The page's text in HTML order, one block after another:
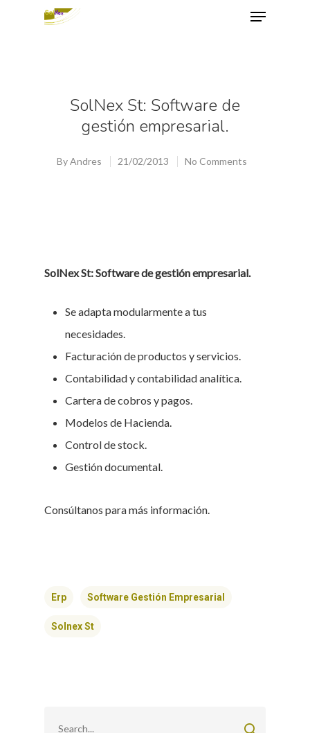
SolNex St: Software de
gestión empresarial.
ByAndres 21/02/2013 No Comments
SolNex St: Software de gestión empresarial.
Se adapta modularmente a tus
necesidades.
Facturación de productos y servicios.
Contabilidad y contabilidad analítica.
Cartera de cobros y pagos.
Modelos de Hacienda.
Control de stock.
Gestión documental.
Consúltanos para más información.
Erp Software Gestión Empresarial
Solnex St